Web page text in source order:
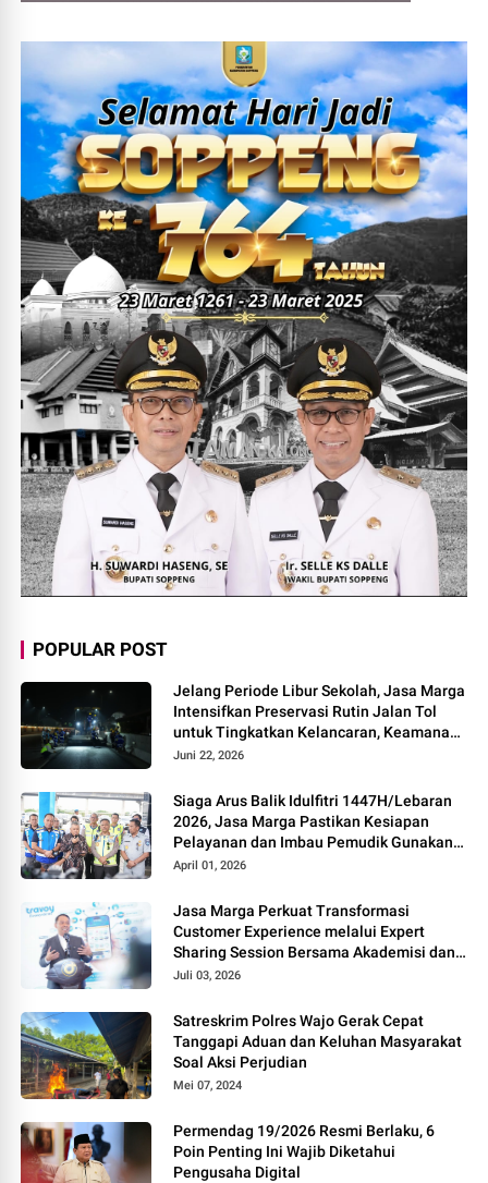
POPULAR POST
Jelang Periode Libur Sekolah, Jasa Marga
Intensifkan Preservasi Rutin Jalan Tol
untuk Tingkatkan Kelancaran, Keamanan
dan Kenyamanan Perjalanan
Juni 22, 2026
Siaga Arus Balik Idulfitri 1447H/Lebaran
2026, Jasa Marga Pastikan Kesiapan
Pelayanan dan Imbau Pemudik Gunakan
Rest Area Alternatif
April 01, 2026
Jasa Marga Perkuat Transformasi
Customer Experience melalui Expert
Sharing Session Bersama Akademisi dan
Praktisi
Juli 03, 2026
Satreskrim Polres Wajo Gerak Cepat
Tanggapi Aduan dan Keluhan Masyarakat
Soal Aksi Perjudian
Mei 07, 2024
Permendag 19/2026 Resmi Berlaku, 6
Poin Penting Ini Wajib Diketahui
Pengusaha Digital